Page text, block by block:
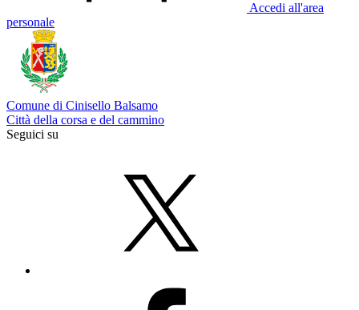
Accedi all'area
personale
Comune di Cinisello Balsamo
Città della corsa e del cammino
Seguici su